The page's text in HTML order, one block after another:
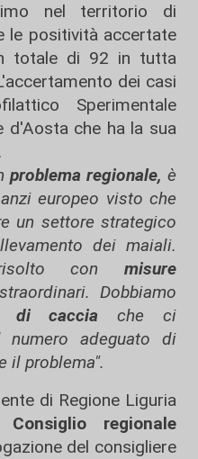
nel territorio di
le positività accertate
totale di 92 in tutta
dei casi
Sperimentale
d'Aosta che ha la sua
problema regionale, è
europeo visto che
un settore strategico
dei maiali.
risolto con misure
Dobbiamo
di caccia che ci
adeguato di
il problema".
di Regione Liguria
Consiglio regionale
del consigliere